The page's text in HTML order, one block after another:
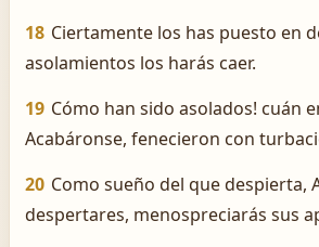
18 Ciertamente los has puesto en
asolamientos los harás caer.
19 Cómo han sido asolados! ­cuán
Acabáronse, fenecieron con
20 Como sueño del que despierta,
despertares, menospreciarás sus